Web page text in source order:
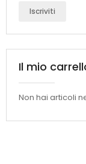
Iscriviti
Il mio
Non hai articoli